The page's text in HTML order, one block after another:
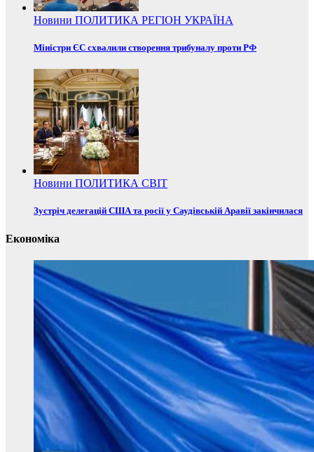
Новини ПОЛИТИКА РЕГІОН УКРАЇНА
Міністри ЄС схвалили створення трибуналу проти РФ
Новини ПОЛИТИКА СВІТ
Зустріч делегацій США та росії у Саудівській Аравії закінчилася
Економіка